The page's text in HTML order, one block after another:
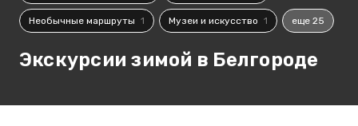
Необычные маршруты 1 Музеи и искусство 1 еще 25
Экскурсии зимой в Белгороде